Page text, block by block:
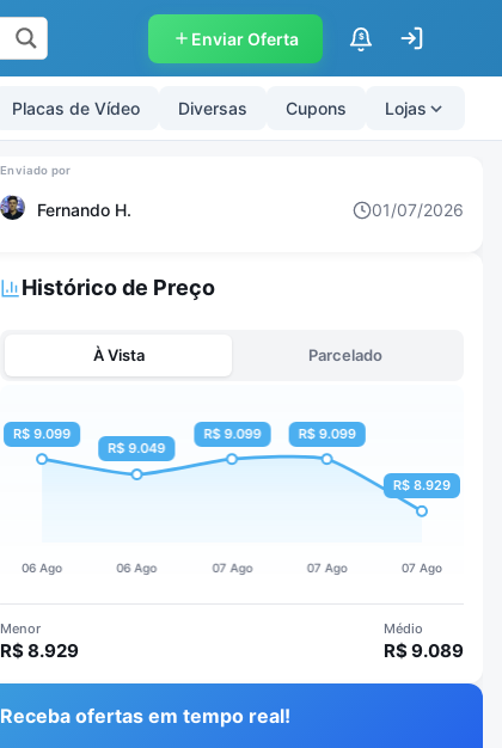
Enviar Oferta $
Placas de Vídeo Diversas Cupons Lojas
Fernando H. 01/07/2026
Histórico de Preço
À Vista Parcelado
Menor
R$ 8.929
Médio
R$ 9.089
Receba ofertas em tempo real!